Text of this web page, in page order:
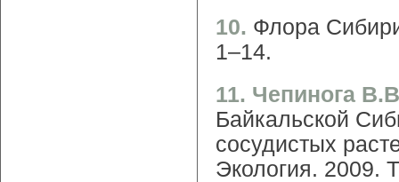
10. Флора
1–14.
11. Чепинога
Байкальской
сосудистых
Экология. 2009.